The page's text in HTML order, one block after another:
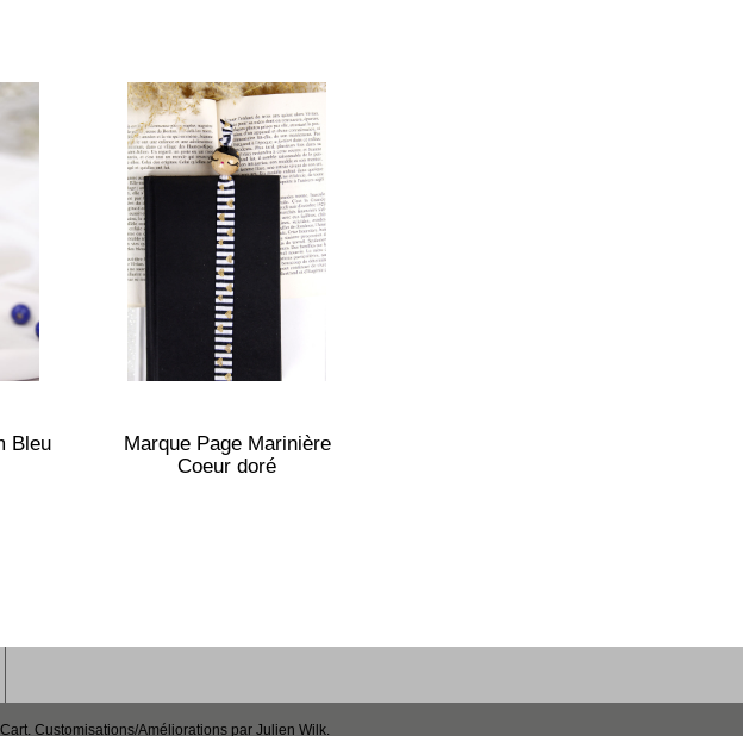
Bleu
Marque Page Marinière
Coeur doré
. Customisations/Améliorations par Julien Wilk.